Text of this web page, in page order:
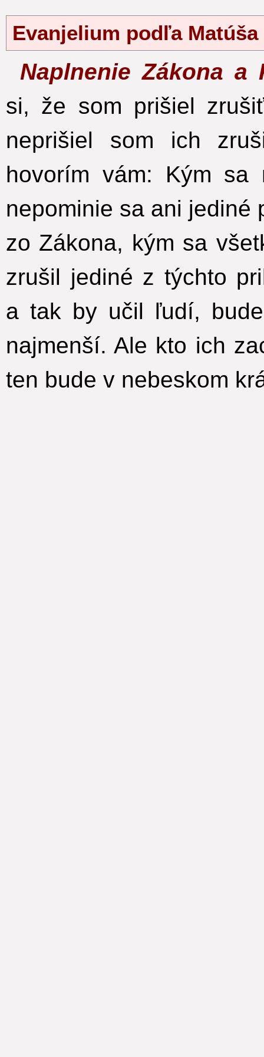
Evanjelium podľa
Naplnenie Zákona
si, že som prišiel
neprišiel som ich
hovorím vám: Kým sa
nepominie sa ani jediné
zo Zákona, kým sa
zrušil jediné z týchto
a tak by učil ľudí,
najmenší. Ale kto ich
ten bude v nebeskom